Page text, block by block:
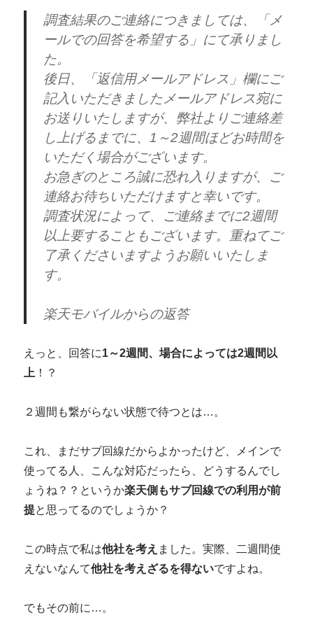
調査結果のご連絡につきましては、「メ
ールでの回答を希望する」にて承りまし
た。
後日、「返信用メールアドレス」欄にご
記入いただきましたメールアドレス宛に
お送りいたしますが、弊社よりご連絡差
し上げるまでに、1～2週間ほどお時間を
いただく場合がございます。
お急ぎのところ誠に恐れ入りますが、ご
連絡お待ちいただけますと幸いです。
調査状況によって、ご連絡までに2週間
以上要することもございます。重ねてご
了承くださいますようお願いいたしま
す。
楽天モバイルからの返答
えっと、回答に1～2週間、場合によっては2週間以
上 ！？
２週間も繋がらない状態で待つとは…。
これ、まだサブ回線だからよかったけど、メインで
使ってる人、こんな対応だったら、どうするんでし
ょうね？？というか楽天側もサブ回線での利用が前
提と思ってるのでしょうか？
この時点で私は他社を考え ました。実際、二週間使
えないなんて他社を考えざるを得ないですよね。
でもその前に…。